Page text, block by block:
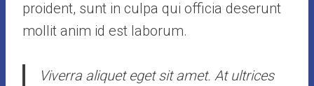
proident, sunt in culpa qui officia deserunt
mollit anim id est laborum.
Viverra aliquet eget sit amet. At ultrices